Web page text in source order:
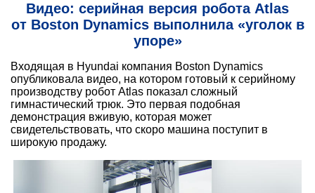
Видео: серийная версия робота Atlas
от Boston Dynamics выполнила «уголок в
упоре»
Входящая в Hyundai компания Boston Dynamics
опубликовала видео, на котором готовый к серийному
производству робот Atlas показал сложный
гимнастический трюк. Это первая подобная
демонстрация вживую, которая может
свидетельствовать, что скоро машина поступит в
широкую продажу.